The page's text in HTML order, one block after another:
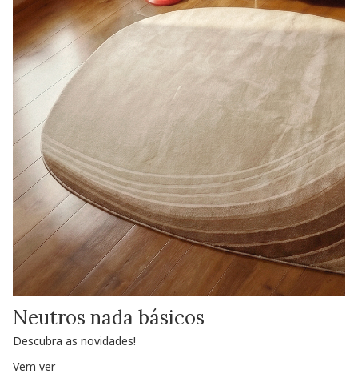
Neutros nada básicos
Descubra as novidades!
Vem ver